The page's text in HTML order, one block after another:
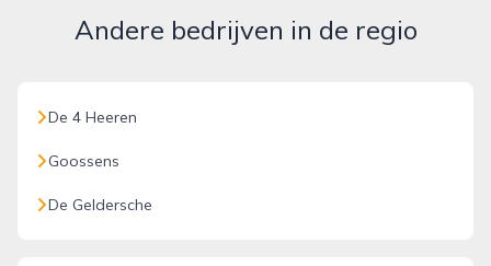
Andere bedrijven in de regio
De 4 Heeren
Goossens
De Geldersche